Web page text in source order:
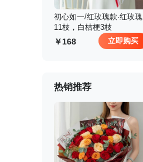
初心如一/红玫瑰款·红玫瑰
11枝，白桔梗3枝
168 立即购买
热销推荐